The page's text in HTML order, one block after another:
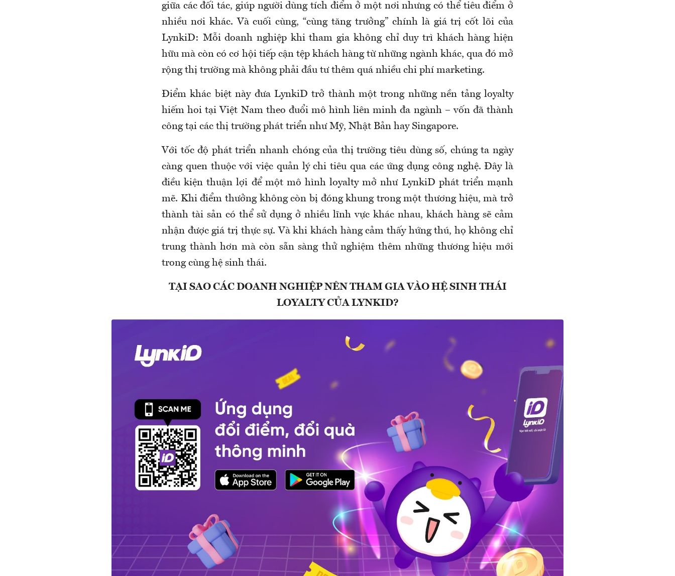
giữa các đối tác, giúp người dùng tích điểm ở một nơi nhưng có thể tiêu điểm ở
nhiều nơi khác. Và cuối cùng, “cùng tăng trưởng” chính là giá trị cốt lõi của
LynkiD: Mỗi doanh nghiệp khi tham gia không chỉ duy trì khách hàng hiện
hữu mà còn có cơ hội tiếp cận tệp khách hàng từ những ngành khác, qua đó mở
rộng thị trường mà không phải đầu tư thêm quá nhiều chi phí marketing.
Điểm khác biệt này đưa LynkiD trở thành một trong những nền tảng loyalty
hiếm hoi tại Việt Nam theo đuổi mô hình liên minh đa ngành – vốn đã thành
công tại các thị trường phát triển như Mỹ, Nhật Bản hay Singapore.
Với tốc độ phát triển nhanh chóng của thị trường tiêu dùng số, chúng ta ngày
càng quen thuộc với việc quản lý chi tiêu qua các ứng dụng công nghệ. Đây là
điều kiện thuận lợi để một mô hình loyalty mở như LynkiD phát triển mạnh
mẽ. Khi điểm thưởng không còn bị đóng khung trong một thương hiệu, mà trở
thành tài sản có thể sử dụng ở nhiều lĩnh vực khác nhau, khách hàng sẽ cảm
nhận được giá trị thực sự. Và khi khách hàng cảm thấy hứng thú, họ không chỉ
trung thành hơn mà còn sẵn sàng thử nghiệm thêm những thương hiệu mới
trong cùng hệ sinh thái.
TẠI SAO CÁC DOANH NGHIỆP NÊN THAM GIA VÀO HỆ SINH THÁI
LOYALTY CỦA LYNKID?